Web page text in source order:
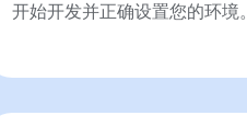
开始开发并正确设置您的环境。